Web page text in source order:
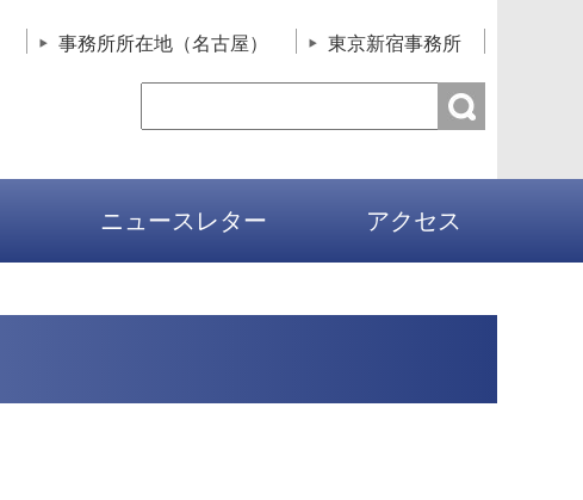
事務所所在地（名古屋） 東京新宿事務所
ニュースレター アクセス